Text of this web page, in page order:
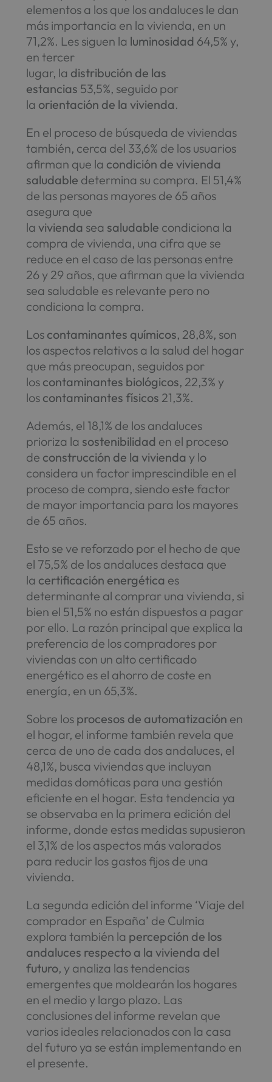
elementos a los que los andaluces le dan
más importancia en la vivienda, en un
71,2%. Les siguen la luminosidad 64,5% y,
en tercer
lugar, la distribución de las
estancias 53,5%, seguido por
la orientación de la vivienda.
En el proceso de búsqueda de viviendas
también, cerca del 33,6% de los usuarios
afirman que la condición de vivienda
saludable determina su compra. El 51,4%
de las personas mayores de 65 años
asegura que
lavivienda sea saludable condiciona la
compra de vivienda, una cifra que se
reduce en el caso de las personas entre
26 y 29 años, que afirman que la vivienda
sea saludable es relevante pero no
condiciona la compra.
Los contaminantes químicos, 28,8%, son
los aspectos relativos a la salud del hogar
que más preocupan, seguidos por
los contaminantes biológicos, 22,3% y
los contaminantes físicos 21,3%.
Además, el 18,1% de los andaluces
prioriza la sostenibilidad en el proceso
de construcción de la vivienda y lo
considera un factor imprescindible en el
proceso de compra, siendo este factor
de mayor importancia para los mayores
de 65 años.
Esto se ve reforzado por el hecho de que
el 75,5% de los andaluces destaca que
la certificación energética es
determinante al comprar una vivienda, si
bien el 51,5% no están dispuestos a pagar
por ello. La razón principal que explica la
preferencia de los compradores por
viviendas con un alto certificado
energético es el ahorro de coste en
energía, en un 65,3%.
Sobre los procesos de automatización en
el hogar, el informe también revela que
cerca de uno de cada dos andaluces, el
48,1%, busca viviendas que incluyan
medidas domóticas para una gestión
eficiente en el hogar. Esta tendencia ya
se observaba en la primera edición del
informe, donde estas medidas supusieron
el 3,1% de los aspectos más valorados
para reducir los gastos fijos de una
vivienda.
La segunda edición del informe ‘Viaje del
comprador en España’ de Culmia
explora también la percepción de los
andaluces respecto a la vivienda del
futuro, y analiza las tendencias
emergentes que moldearán los hogares
en el medio y largo plazo. Las
conclusiones del informe revelan que
varios ideales relacionados con la casa
del futuro ya se están implementando en
el presente.